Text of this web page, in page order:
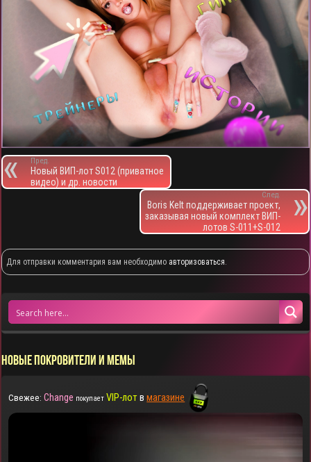
Пред.
Новый ВИП-лот S012 (приватное
видео) и др. новости
След.
Boris Kelt поддерживает проект,
заказывая новый комплект ВИП-
лотов S-011+S-012
Для отправки комментария вам необходимо авторизоваться.
НОВЫЕ ПОКРОВИТЕЛИ И МЕМЫ
Свежее: Change покупает VIP-лотвмагазине